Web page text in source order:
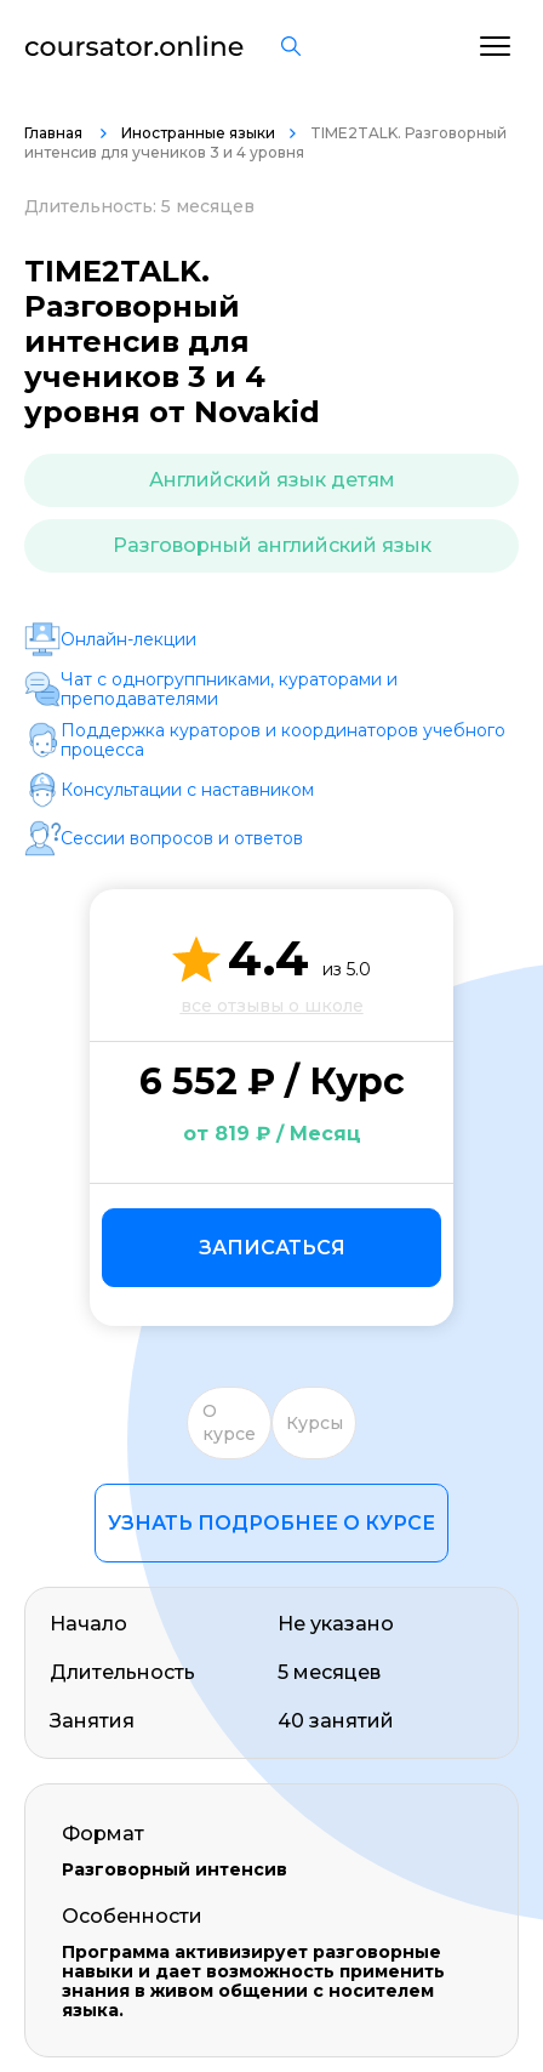
Главная Иностранные языки
TIME2TALK. Разговорный
интенсив для учеников 3 и 4 уровня
Длительность: 5 месяцев
TIME2TALK.
Разговорный
интенсив для
учеников 3 и 4
уровня от Novakid
Английский язык детям
Разговорный английский язык
Онлайн-лекции
Чат с одногруппниками, кураторами и
преподавателями
Поддержка кураторов и координаторов учебного
процесса
Консультации с наставником
Сессии вопросов и ответов
4.4
из 5.0
все отзывы о школе
6 552 ₽ / Курс
от 819 ₽ / Месяц
ЗАПИСАТЬСЯ
О
курсе
Курсы
УЗНАТЬ ПОДРОБНЕЕ О КУРСЕ
Начало
Длительность
Занятия
Не указано
5 месяцев
40 занятий
Формат
Разговорный интенсив
Особенности
Программа активизирует разговорные
навыки и дает возможность применить
знания в живом общении с носителем
языка.
Стоимость *
Подача материала *
Программа обучения *